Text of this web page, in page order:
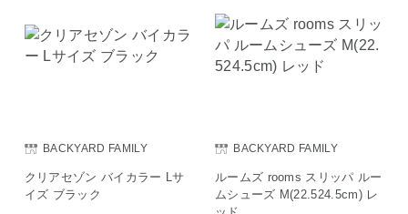
BACKYARD FAMILY
クリアセゾン バイカラー Lサ
イズ ブラック
BACKYARD FAMILY
ルームズ rooms スリッパ ルー
ムシューズ M(22.524.5cm) レ